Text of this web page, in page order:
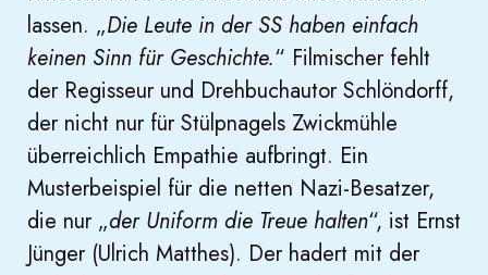
lassen. „Die Leute in der SS haben einfach
keinen Sinn für Geschichte.“ Filmischer fehlt
der Regisseur und Drehbuchautor Schlöndorff,
der nicht nur für Stülpnagels Zwickmühle
überreichlich Empathie aufbringt. Ein
Musterbeispiel für die netten Nazi-Besatzer,
die nur „der Uniform die Treue halten“, ist Ernst
Jünger (Ulrich Matthes). Der hadert mit der